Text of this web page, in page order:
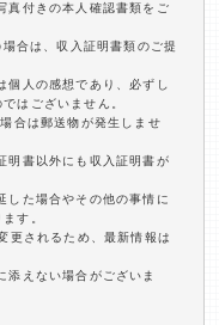
真付きの本人確認書類をご
合は、収入証明書類のご提
人の感想であり、必ずし
はございません。
合は郵送物が発生しませ
明書以外にも収入証明書が
した場合やその他の事情に
す。
更されるため、最新情報は
えない場合がございま